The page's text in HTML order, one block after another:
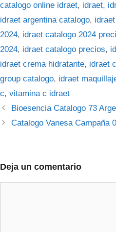
catalogo online idraet, idraet,
idraet argentina catalogo,
2024, idraet catalogo 2024
2024, idraet catalogo precios,
idraet crema hidratante, idraet
group catalogo, idraet
c, vitamina c idraet
Navegación
de
Bioesencia Catalogo 73
Catalogo Vanesa Campaña
Deja un comentario